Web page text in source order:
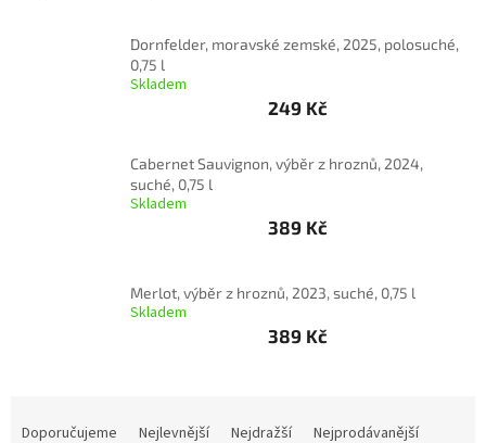
Dárkové
Dornfelder, moravské zemské, 2025, polosuché,
0,75 l
Skladem
249 Kč
Cabernet Sauvignon, výběr z hroznů, 2024,
suché, 0,75 l
Skladem
389 Kč
Merlot, výběr z hroznů, 2023, suché, 0,75 l
Skladem
389 Kč
Doporučujeme Nejlevnější Nejdražší
Nejprodávanější